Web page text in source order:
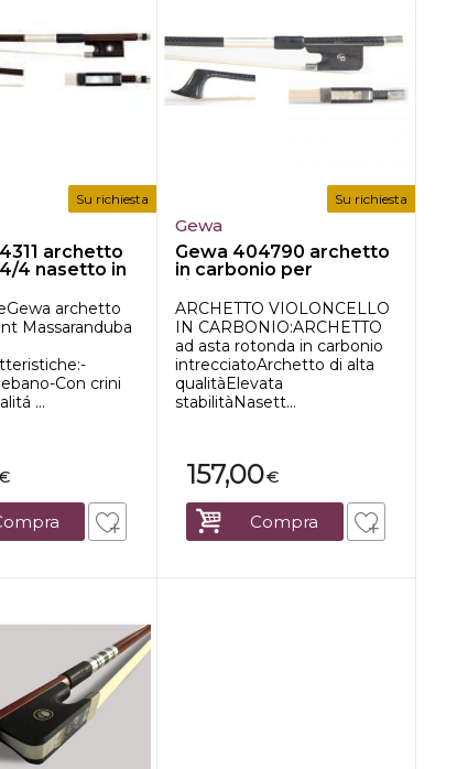
Su richiesta
archetto
4 nasetto in
archetto
Massaranduba
Con crini
...
Su richiesta
Gewa
Gewa 404790 archetto
in carbonio per
violoncello 4...
ARCHETTO VIOLONCELLO
IN CARBONIO:ARCHETTO
ad asta rotonda in carbonio
intrecciatoArchetto di alta
qualitàElevata
stabilitàNasett...
€
157,00
Compra